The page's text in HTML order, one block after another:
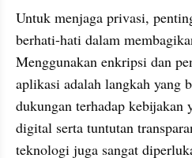
Untuk menjaga privasi,
berhati-hati dalam
Menggunakan enkripsi dan
aplikasi adalah langkah yang
dukungan terhadap kebijakan
digital serta tuntutan
teknologi juga sangat